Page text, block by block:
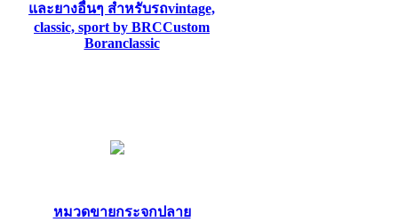
และยางอื่นๆ สำหรับรถvintage,
classic, sport by BRCCustom
Boranclassic
หมวดขายกระจกปลาย